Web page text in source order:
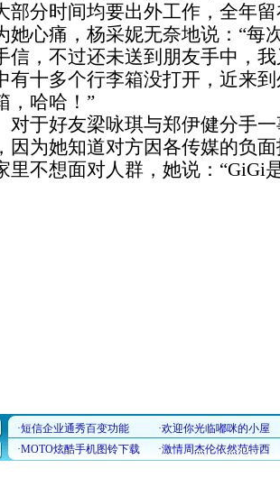
部分时间均要出外工作，全年
她心痛，杨采妮无奈地说：“每
信，不过还未送到朋友手中，
有十多个行李箱没打开，近来
，哈哈！”
好友梁咏琪与郑伊健分手一
因为她知道对方因各传媒的负
里不想面对人群，她说：“GiGi